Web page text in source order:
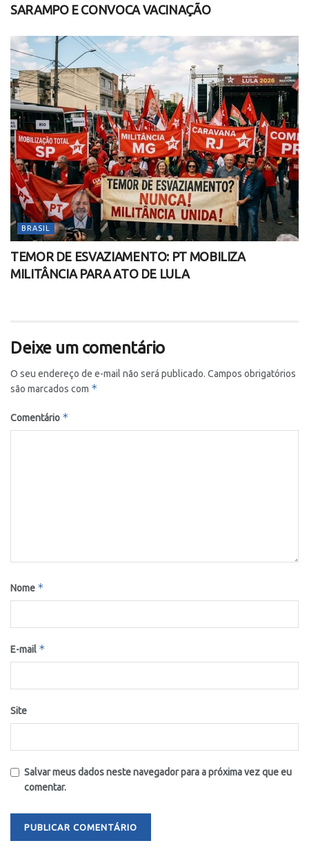
SARAMPO E CONVOCA VACINAÇÃO
BRASIL
TEMOR DE ESVAZIAMENTO: PT MOBILIZA
MILITÂNCIA PARA ATO DE LULA
Deixe um comentário
O seu endereço de e-mail não será publicado. Campos obrigatórios
são marcados com *
Comentário *
Nome *
E-mail *
Site
Salvar meus dados neste navegador para a próxima vez que eu
comentar.